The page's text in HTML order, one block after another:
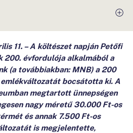
11. – A költészet napján Petőfi
200. évfordulója alkalmából a
(a továbbiakban: MNB) a 200
bocsátotta ki. A
megtartott ünnepségen
nagy méretű 30.000 Ft-os
és annak 7.500 Ft-os
is megjelentette,